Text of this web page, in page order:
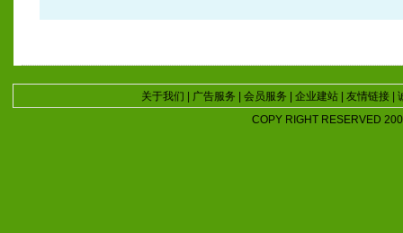
关于我们 广告服务 会员服务 企业建站 友情链接
COPY RIGHT RESERVED